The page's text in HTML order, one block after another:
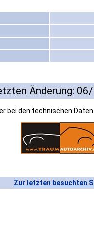
Änderung:
bei den technischen
Zur letzten besuchten